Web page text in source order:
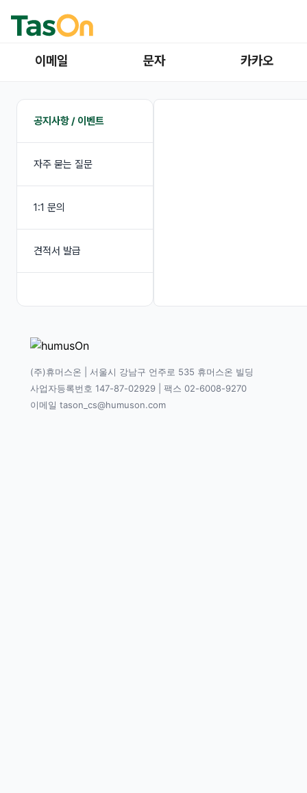
이메일 문자 카카오
공지사항 / 이벤트
자주 묻는 질문
1:1 문의
견적서 발급
(주)휴머스온 | 서울시 강남구 언주로 535 휴머스온 빌딩
사업자등록번호 147-87-02929 | 팩스 02-6008-9270
이메일 tason_cs@humuson.com